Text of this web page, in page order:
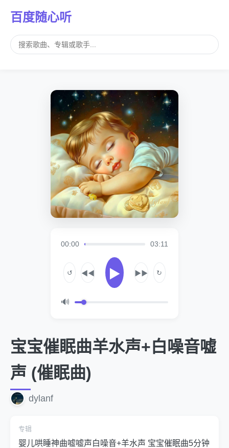
百度随心听
00:00 03:11
↺ ◀◀ ▶ ▶▶ ↻
🔊
宝宝催眠曲羊水声+白噪音嘘
声 (催眠曲)
dylanf
专辑
婴儿哄睡神曲嘘嘘声白噪音+羊水声 宝宝催眠曲5分钟